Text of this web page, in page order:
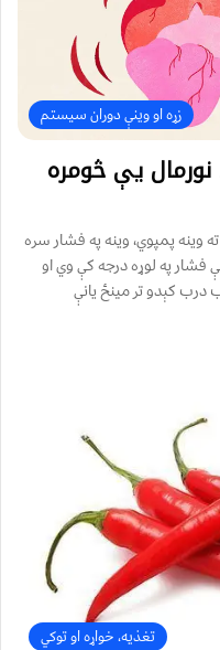
زړه او وینې دوران سیستم
یې څومره
وینه پمپوي، وینه په فشار سره
فشار په لوړه درجه کې وي او
کېدو تر مینځ یانې
تغذیه، خواړه او توکي